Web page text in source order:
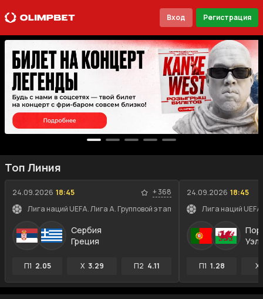
Вход Регистрация
Топ Линия
24.09.2026 18:45 +368
Лига наций UEFA. Лига A. Групповой этап
Сербия
Греция
П1 2.05 X 3.29 П2 4.11
24.09.2026 18:45
Лига наций
П1 1.28 X